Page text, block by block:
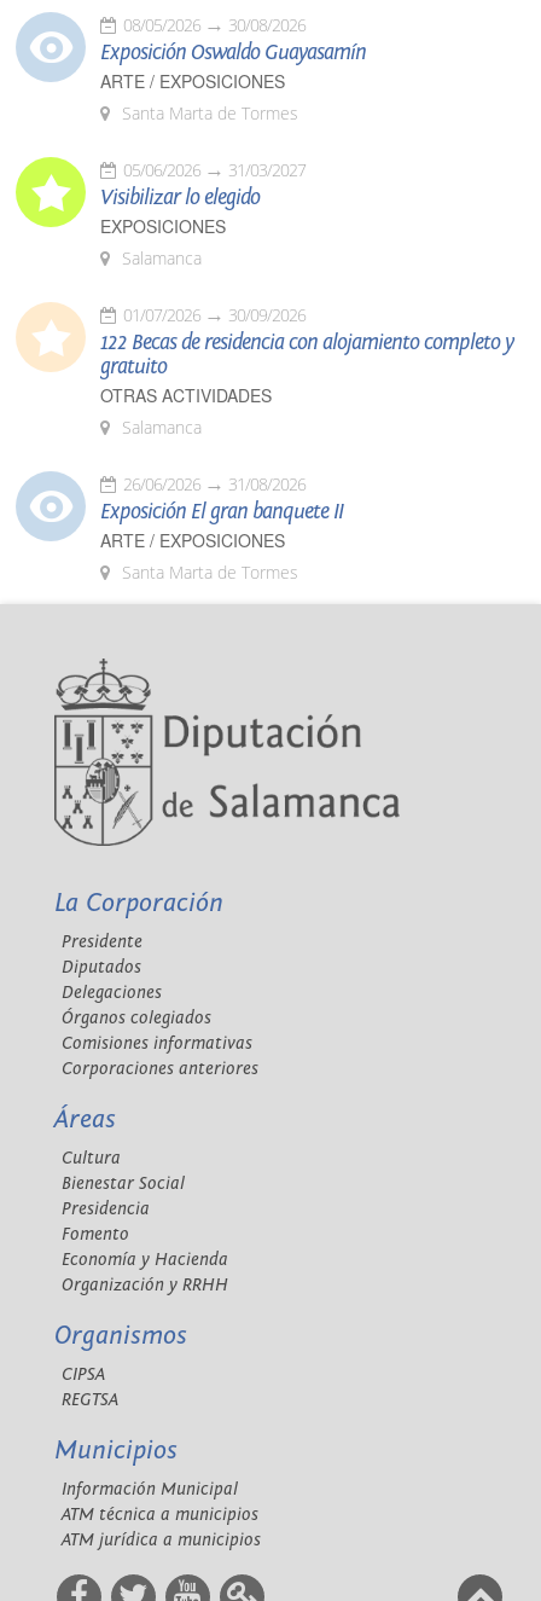
08/05/2026 30/08/2026
Exposición Oswaldo Guayasamín
ARTE / EXPOSICIONES
Santa Marta de Tormes
05/06/2026 31/03/2027
Visibilizar lo elegido
EXPOSICIONES
Salamanca
01/07/2026 30/09/2026
122 Becas de residencia con alojamiento completo y
gratuito
OTRAS ACTIVIDADES
Salamanca
26/06/2026 31/08/2026
Exposición El gran banquete II
ARTE / EXPOSICIONES
Santa Marta de Tormes
La Corporación
Presidente
Diputados
Delegaciones
Órganos colegiados
Comisiones informativas
Corporaciones anteriores
Áreas
Cultura
Bienestar Social
Presidencia
Fomento
Economía y Hacienda
Organización y RRHH
Organismos
CIPSA
REGTSA
Municipios
Información Municipal
ATM técnica a municipios
ATM jurídica a municipios